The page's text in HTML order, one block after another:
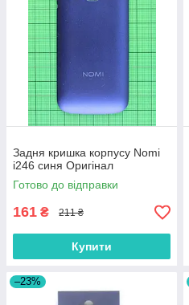
Задня кришка корпусу Nomi
i246 синя Оригінал
Готово до відправки
161 ₴ 211 ₴
Купити
–23%